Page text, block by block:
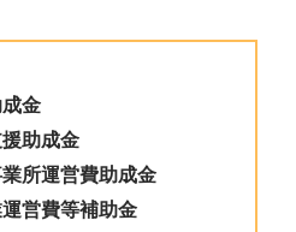
金
助成金
所運営費助成金
営費等補助金